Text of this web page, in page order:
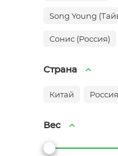
Song Young
Сонис (Россия)
Страна
Китай Россия
Вес